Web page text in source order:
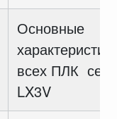
Основные
всех ПЛК
LX3V